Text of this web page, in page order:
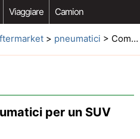
Viaggiare Camion
Car Opzioni Aftermarket
> pneumatici > Come Confronta Pneumatici per un SUV
per un SUV